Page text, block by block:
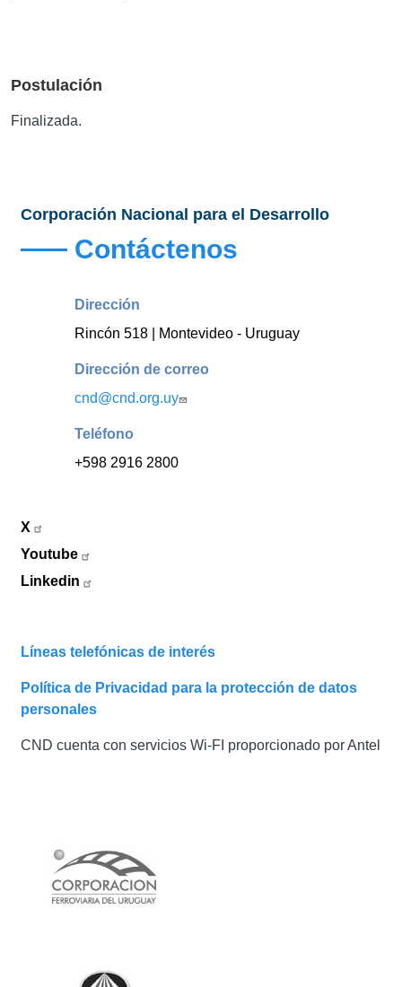
Postulación
Finalizada.
Corporación Nacional para el Desarrollo
Contáctenos
Dirección
Rincón 518 | Montevideo - Uruguay
Dirección de correo
cnd@cnd.org.uy
Teléfono
+598 2916 2800
X
Youtube
Linkedin
Líneas telefónicas de interés
Política de Privacidad para la protección de datos
personales
CND cuenta con servicios Wi-FI proporcionado por Antel